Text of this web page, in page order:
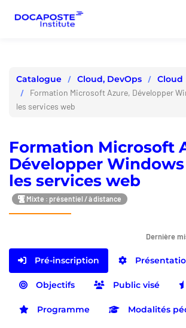
Catalogue Cloud, DevOps Cloud
Formation Microsoft Azure, Développer
les services web
Formation Microsoft
Développer
les services web
Mixte : présentiel / à distance
Dernière
Pré-inscription
Objectifs Public visé
Programme Modalités